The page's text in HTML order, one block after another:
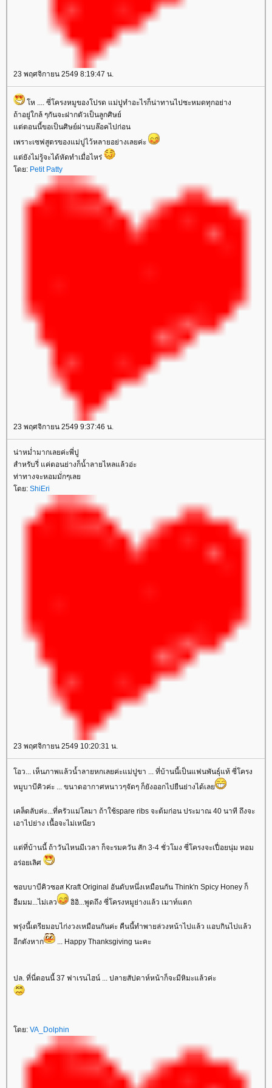
23 พฤศจิกายน 2549 8:19:47 น.
ห .... ซี่โครงหมูของโปรด แม่ปูทำอะไรก็น่าทานไปซะหมดทุกอย่าง
ถ้าอยู่ใกล้ ๆกันจะฝากตัวเป็นลูกศิษย์
ต่ตอนนี้ขอเป็นศิษย์ผ่านบล๊อคไปก่อน
เพราะเซฟสูตรของแม่ปูไว้หลายอย่างเลยค่ะ
ต่ยังไม่รู้จะได้หัดทำเมื่อไหร่
ดย: Petit Patty
23 พฤศจิกายน 2549 9:37:46 น.
น่าหม่ำมากเลยค่ะพี่ปู
สำหรับรี่ แค่ตอนย่างก็น้ำลายไหลแล้วอ่ะ
ท่าทางจะหอมมั่กๆเล
ดย: ShiEri
23 พฤศจิกายน 2549 10:20:31 น.
อว... เห็นภาพแล้วน้ำลายหกเลยค่ะแม่ปูขา ... ที่บ้านนี้เป็นแฟนพันธุ์แท้ ซี่โครง
หมูบาบีคิวค่ะ ... ขนาดอากาศหนาวๆจัดๆ ก็ยังออกไปยืนย่างได้เล
เคล็ดลับค่ะ...ที่ครัวแม่โลมา ถ้าใช้spare ribs จะต้มก่อน ประมาณ 40 นาที ถึงจะ
เอาไปย่าง เนื้อจะไม่เหนียว
ต่ที่บ้านนี้ ถ้าวันไหนมีเวลา ก็จะรมควัน สัก 3-4 ชั่วโมง ซี่โครงจะเปื่อยนุ่ม หอม
อร่อยเลิศ
ชอบบาบีคิวซอส Kraft Original อันดับหนึ่งเหมือนกัน Think'n Spicy Honey ก็
อืมมม...ไม่เลว
อิอิ...พูดถึง ซี่โครงหมูย่างแล้ว เมาท์แตก
พรุ่งนี้เตรียมอบไก่งวงเหมือนกันค่ะ คืนนี้ทำพายล่วงหน้าไปแล้ว แอบกินไปแล้ว
อีกตังหาก
... Happy Thanksgiving นะคะ
ปล. ที่นี่ตอนนี้ 37 ฟาเรนไฮน์ ... ปลายสัปดาห์หน้าก็จะมีหิมะแล้วค่ะ
ดย: VA_Dolphin